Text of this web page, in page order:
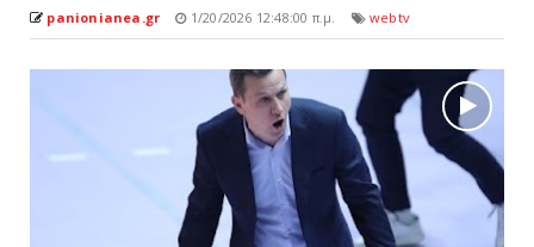
panionianea.gr 1/20/2026 12:48:00 π.μ. webtv